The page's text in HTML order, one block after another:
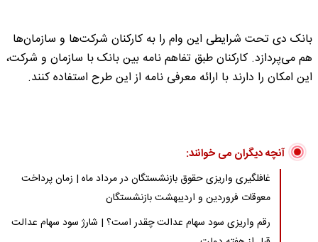
بانک دی تحت شرایطی این وام را به کارکنان شرکت‌ها و سازمان‌ها
هم می‌پردازد. کارکنان طبق تفاهم نامه بین بانک با سازمان و شرکت،
این امکان را دارند با ارائه معرفی نامه از این طرح استفاده کنند.
آنچه دیگران می خوانند:
غافلگیری واریزی حقوق بازنشستگان در مرداد ماه | زمان پرداخت
معوقات فروردین و اردیبهشت بازنشستگان
رقم واریزی سود سهام عدالت چقدر است؟ | شارژ سود سهام عدالت